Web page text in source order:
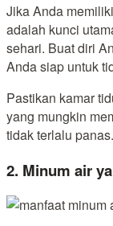
Jika Anda
adalah kunci
sehari. Buat diri
Anda siap untuk
Pastikan kamar
yang mungkin
tidak terlalu panas.
2. Minum air